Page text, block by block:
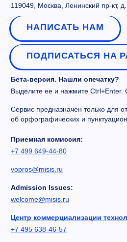
119049, Москва, Ленинский пр-кт,
НАПИСАТЬ НАМ
ПОДПИСАТЬСЯ НА
Бета-версия. Нашли опечатку?
Выделите ее и нажмите Ctrl+Enter.
Сервис предназначен только для
об орфографических и
Приемная комиссия:
+7 499 649-44-80
vopros@misis.ru
Admission Issues:
welcome@misis.ru
Центр коммерциализации
+7 495 638-46-57